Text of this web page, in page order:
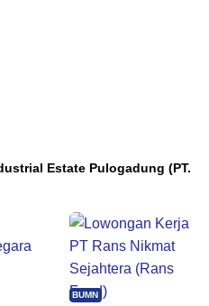
Estate Pulogadung (PT.
BUMN